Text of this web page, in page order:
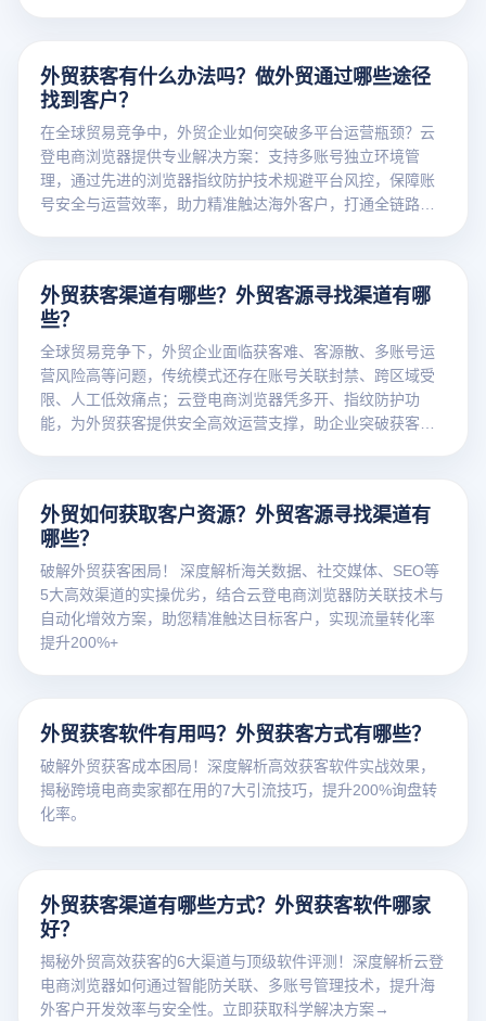
外贸获客有什么办法吗？做外贸通过哪些途径
找到客户？
在全球贸易竞争中，外贸企业如何突破多平台运营瓶颈？云
登电商浏览器提供专业解决方案：支持多账号独立环境管
理，通过先进的浏览器指纹防护技术规避平台风控，保障账
号安全与运营效率，助力精准触达海外客户，打通全链路获
外贸获客渠道有哪些？外贸客源寻找渠道有哪
些？
全球贸易竞争下，外贸企业面临获客难、客源散、多账号运
营风险高等问题，传统模式还存在账号关联封禁、跨区域受
限、人工低效痛点；云登电商浏览器凭多开、指纹防护功
能，为外贸获客提供安全高效运营支撑，助企业突破获客瓶
外贸如何获取客户资源？外贸客源寻找渠道有
哪些？
破解外贸获客困局！ 深度解析海关数据、社交媒体、SEO等
5大高效渠道的实操优劣，结合云登电商浏览器防关联技术与
自动化增效方案，助您精准触达目标客户，实现流量转化率
提升200%+
外贸获客软件有用吗？外贸获客方式有哪些？
破解外贸获客成本困局！深度解析高效获客软件实战效果，
揭秘跨境电商卖家都在用的7大引流技巧，提升200%询盘转
化率。
外贸获客渠道有哪些方式？外贸获客软件哪家
好？
揭秘外贸高效获客的6大渠道与顶级软件评测！深度解析云登
电商浏览器如何通过智能防关联、多账号管理技术，提升海
外客户开发效率与安全性。立即获取科学解决方案→